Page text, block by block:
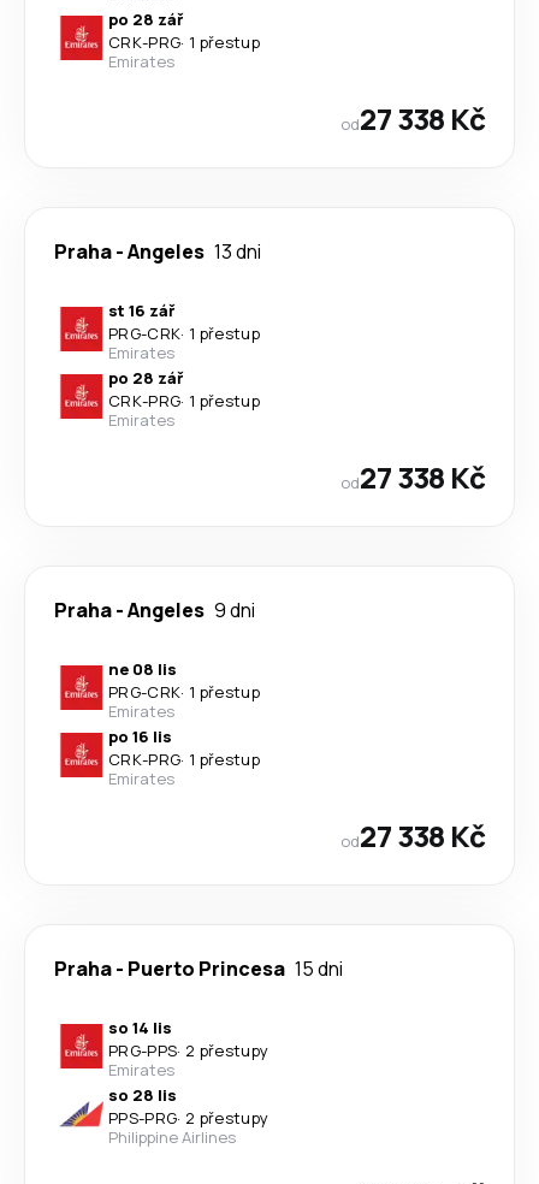
po 28 zář
CRK-PRG· 1 přestup
Emirates
od27 338 Kč
Praha-Angeles 13 dni
st 16 zář
PRG-CRK· 1 přestup
Emirates
po 28 zář
CRK-PRG· 1 přestup
Emirates
od27 338 Kč
Praha-Angeles 9 dni
ne 08 lis
PRG-CRK· 1 přestup
Emirates
po 16 lis
CRK-PRG· 1 přestup
Emirates
od27 338 Kč
Praha- Puerto Princesa 15 dni
so 14 lis
PRG-PPS· 2 přestupy
Emirates
so 28 lis
PPS-PRG· 2 přestupy
Philippine Airlines